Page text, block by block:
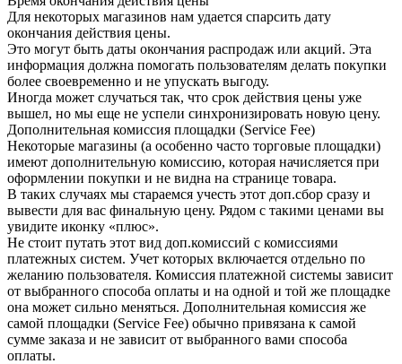
Для некоторых магазинов нам удается спарсить дату
окончания действия цены.
Это могут быть даты окончания распродаж или акций. Эта
информация должна помогать пользователям делать покупки
более своевременно и не упускать выгоду.
Иногда может случаться так, что срок действия цены уже
вышел, но мы еще не успели синхронизировать новую цену.
Дополнительная комиссия площадки (Service Fee)
Некоторые магазины (а особенно часто торговые площадки)
имеют дополнительную комиссию, которая начисляется при
оформлении покупки и не видна на странице товара.
В таких случаях мы стараемся учесть этот доп.сбор сразу и
вывести для вас финальную цену. Рядом с такими ценами вы
увидите иконку «плюс».
Не стоит путать этот вид доп.комиссий с комиссиями
платежных систем. Учет которых включается отдельно по
желанию пользователя. Комиссия платежной системы зависит
от выбранного способа оплаты и на одной и той же площадке
она может сильно меняться. Дополнительная комиссия же
самой площадки (Service Fee) обычно привязана к самой
сумме заказа и не зависит от выбранного вами способа
оплаты.